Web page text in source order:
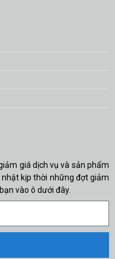
giá dịch vụ và sản phẩm
kịp thời những đợt giảm
vào ô dưới đây.